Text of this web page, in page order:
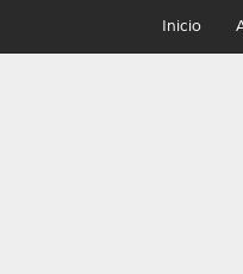
Inicio